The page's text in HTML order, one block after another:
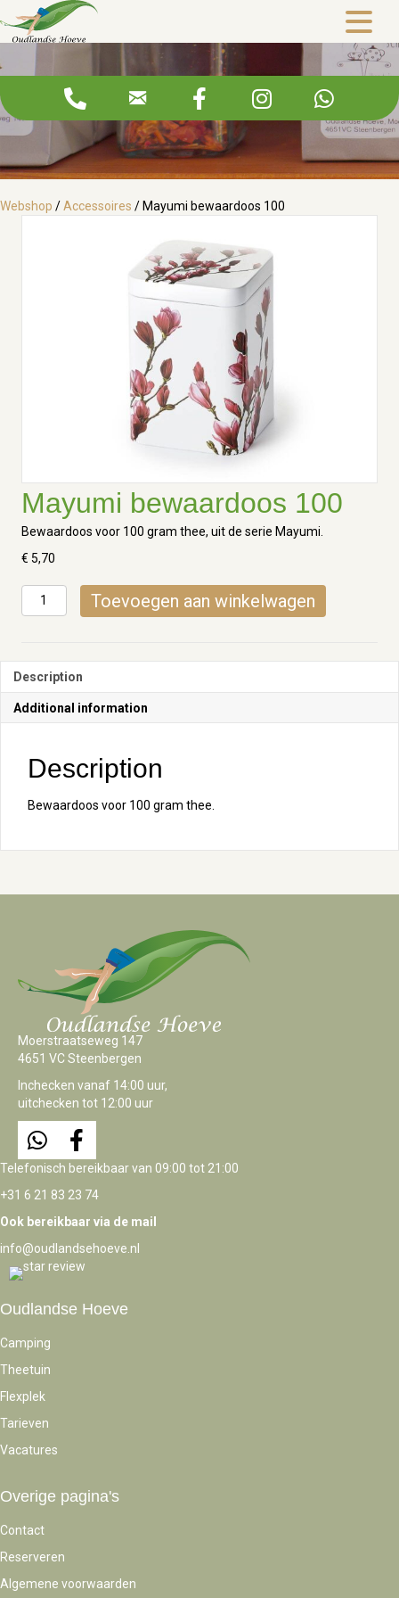
Mayumi bewaardoos 100
Webshop /Accessoires / Mayumi bewaardoos 100
Mayumi bewaardoos 100
Bewaardoos voor 100 gram thee, uit de serie Mayumi.
€ 5,70
Mayumi
bewaardoos Toevoegen aan winkelwagen
Description
Additional information
Description
Bewaardoos voor 100 gram thee.
Moerstraatseweg 147
4651 VC Steenbergen
Inchecken vanaf 14:00 uur,
uitchecken tot 12:00 uur
Telefonisch bereikbaar van 09:00 tot 21:00
+31 6 21 83 23 74
Ook bereikbaar via de mail
info@oudlandsehoeve.nl
Oudlandse Hoeve
Camping
Theetuin
Flexplek
Tarieven
Vacatures
Overige pagina's
Contact
Reserveren
Algemene voorwaarden